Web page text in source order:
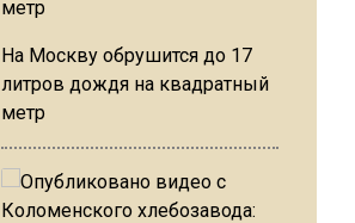
На Москву обрушится до 17
литров дождя на квадратный
метр